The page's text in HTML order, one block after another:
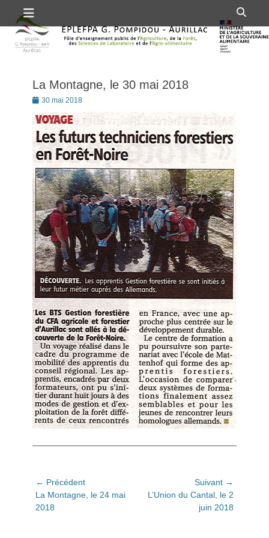
au
contenu
Premier menu
La Montagne, le 30 mai 2018
Posté30 mai 2018
Navigation
de
l’article
← Précédent
Article
précédent:
La Montagne, le 24 mai
2018
Suivant →
ArticleL’Union du Cantal, le 2
juin 2018